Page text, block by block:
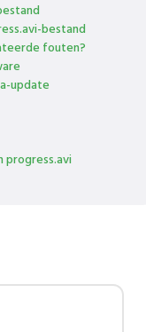
bestand
fouten?
update
progress.avi